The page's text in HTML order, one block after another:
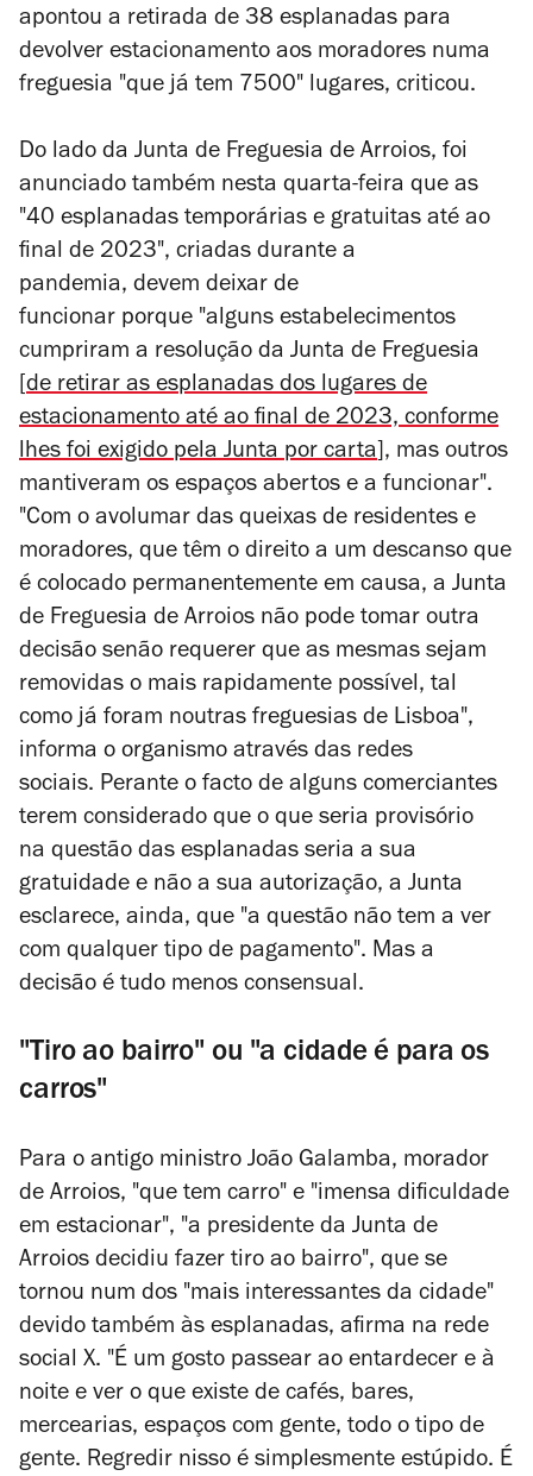
apontou a retirada de 38 esplanadas para
devolver estacionamento aos moradores numa
freguesia "que já tem 7500" lugares, criticou.
Do lado da Junta de Freguesia de Arroios, foi
anunciado também nesta quarta-feira que as
"40 esplanadas temporárias e gratuitas até ao
final de 2023", criadas durante a
pandemia, devem deixar de
funcionar porque "alguns estabelecimentos
cumpriram a resolução da Junta de Freguesia
[de retirar as esplanadas dos lugares de
estacionamento até ao final de 2023, conforme
lhes foi exigido pela Junta por carta], mas outros
mantiveram os espaços abertos e a funcionar".
"Com o avolumar das queixas de residentes e
moradores, que têm o direito a um descanso que
é colocado permanentemente em causa, a Junta
de Freguesia de Arroios não pode tomar outra
decisão senão requerer que as mesmas sejam
removidas o mais rapidamente possível, tal
como já foram noutras freguesias de Lisboa",
informa o organismo através das redes
sociais. Perante o facto de alguns comerciantes
terem considerado que o que seria provisório
na questão das esplanadas seria a sua
gratuidade e não a sua autorização, a Junta
esclarece, ainda, que "a questão não tem a ver
com qualquer tipo de pagamento". Mas a
decisão é tudo menos consensual.
"Tiro ao bairro" ou "a cidade é para os
carros"
Para o antigo ministro João Galamba, morador
de Arroios, "que tem carro" e "imensa dificuldade
em estacionar", "a presidente da Junta de
Arroios decidiu fazer tiro ao bairro", que se
tornou num dos "mais interessantes da cidade"
devido também às esplanadas, afirma na rede
social X. "É um gosto passear ao entardecer e à
noite e ver o que existe de cafés, bares,
mercearias, espaços com gente, todo o tipo de
gente. Regredir nisso é simplesmente estúpido. É